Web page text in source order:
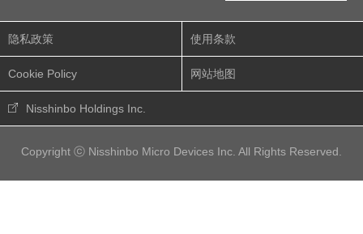
隐私政策 使用条款
Cookie Policy 网站地图
Nisshinbo Holdings Inc.
Copyright ⓒ Nisshinbo Micro Devices Inc. All Rights Reserved.